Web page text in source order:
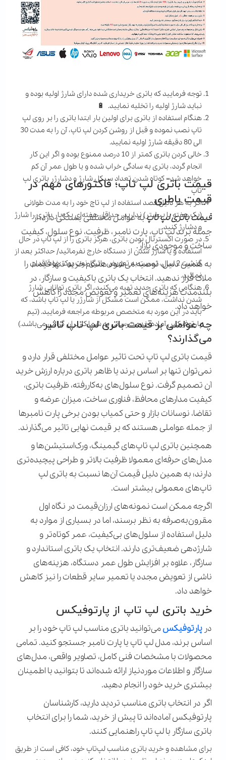
توجه فرمایید که باتری خریداری شده دارای شارژ اولیه بوده و
نباید شارژ اولیه را تخلیه نمایید. 🔋
هنگام استفاده از باتری برای اولین بار ابتدا باتری را بر روی لپ
تاپ نصب نموده و قبل از روشن کردن لپ تاپ، آن را به مدت 30
الی 80 دقیقه شارژ اولیه نمایید.
خالی کردن باتری کمتر از 10 درصد ممنوع بوده و اگر این کار
انجام گردد، باتری به سادگی خراب شده و یا طول عمر آن کم
خواهد شد= کوتاه شدن تعداد سیکل شارژ و دشارژر باتری لپ
تاپ
اگر به هر دلیل قصد استفاده از لپ تاچ خود را به مدت طولانی
(یک هفته یا بیشتر) ندارید، حداقل هفته‌ای یک بار باتری را شارژ
و دشارژ کنید.
در صورت اکسترنال بودن باتری، هرگز باتری را از لپ تاپ در حال
استفاده و یا شارژ شدن از دستگاه خارج نفرمائید/ حداکثر بعد از
گذشت 2 سال، نسبت به تعویض باتری نوت بوک خود اقدام
نمائید.
هنگامی که باتری جدید تهیه می‌کنید، اگر باتری توانایی شارژ
شدن نداشت، ممکن است مشکل از شارژر یا لپ تاپ باشد، که
باید در این مورد به متخصص مربوطه مراجعه فرمایید. (تیم
پارتوفیکس آماده خدمت‌رسانی به شما کاربران گرامی می‌باشد.)
قیمت باتری لپ تاپ؛ فاکتورهای مهم در
قیمت باطری
قیمت باتری لپ تاپبه عوامل مختلفی بستگی دارد؛ از
جمله برند لپ تاپ، پارت نامبر، ظرفیت، نوع سلول، کیفیت
ساخت و موجودی بازار.
به همین دلیل، توصیه می‌شود هنگام خرید تنها قیمت را
ملاک قرار ندهید. انتخاب یک باتری باکیفیت و سازگار، در
بلندمدت هزینه‌های تعمیر و تعویض مجدد را کاهش
خواهد داد.
چه عواملی بر قیمت باتری لپ تاپ تاثیر
می‌گذارند؟
قیمت باتری لپ تاپ تحت تاثیر عوامل مختلفی قرار دارد و
نمی‌توان تنها بر اساس برند یا ظاهر باتری درباره ارزش خرید
آن تصمیم گرفت. نوع سلول‌های به‌کاررفته، ظرفیت باتری،
کیفیت مدارهای محافظ، فناوری ساخت، میزان عرضه و
تقاضا، نوسانات بازار و حتی کمیاب بودن برخی پارت نامبرها
از جمله عواملی هستند که بر قیمت نهایی تاثیر می‌گذارند.
همچنین باتری لپ تاپ‌های گیمینگ، ورک‌استیشن‌ها و
مدل‌های حرفه‌ای معمولا ظرفیت بالاتر و طراحی پیچیده‌تری
دارند؛ به همین دلیل قیمت آن‌ها نسبت به باتری لپ
تاپ‌های معمولی بیشتر است.
اگرچه ممکن است نمونه‌های ارزان‌قیمت در نگاه اول
مقرون‌به‌صرفه به نظر برسند، اما در بسیاری از موارد به
دلیل استفاده از سلول‌های بی‌کیفیت، عمر کوتاه‌تر و
شارژدهی ضعیف‌تری دارند. انتخاب یک باتری استاندارد و
سازگار، علاوه بر افزایش طول عمر دستگاه، هزینه‌های
ناشی از تعویض مجدد یا تعمیر سایر قطعات را نیز کاهش
خواهد داد.
خرید باتری لپ تاپ از پارتوفیکس
در پارتوفیکسمی‌توانید باتری مناسب لپ تاپ خود را بر
اساس برند، مدل لپ تاپ یا پارت نامبر جستجو کنید. تمامی
محصولات با مشخصات فنی کامل، تصاویر واقعی، مدل‌های
سازگار و اطلاعات موردنیاز ارائه شده‌اند تا بتوانید با اطمینان
بیشتری خرید خود را انجام دهید.
اگر در انتخاب باتری مناسب تردید دارید، کارشناسان
پارتوفیکس آماده‌اند تا پیش از خرید، شما را برای انتخاب
باتری سازگار با لپ تاپ راهنمایی کنند.
برای مشاهده و خرید باتری مناسب لپ‌تاپ خود، کافی است از طریق